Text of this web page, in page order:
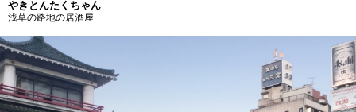
やきとんたくちゃん
浅草の路地の居酒屋